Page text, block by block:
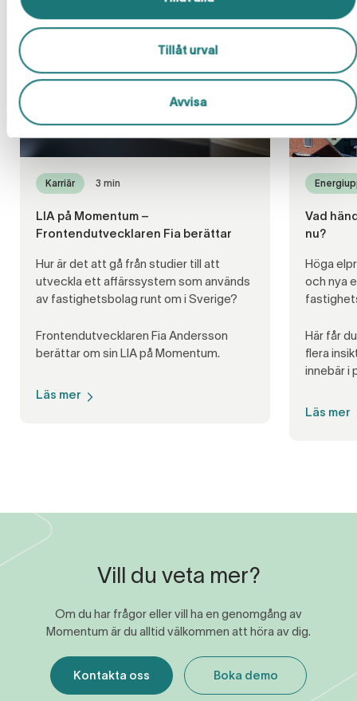
Tillåt urval
Avvisa
Karriär 3 min
LIA på Momentum –
Frontendutvecklaren Fia berättar
Hur är det att gå från studier till att
utveckla ett affärssystem som används
av fastighetsbolag runt om i Sverige?
Frontendutvecklaren Fia Andersson
berättar om sin LIA på Momentum.
Läs mer
Vad
nu?
Höga
och nya
Här får
flera
innebär i
Läs mer
Vill du veta mer?
Om du har frågor eller vill ha en genomgång av
Momentum är du alltid välkommen att höra av dig.
Kontakta oss Boka demo